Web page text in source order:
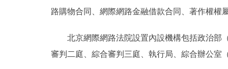
路購物合同、網際網路金融借款合同、著作權權
北京網際網路法院設置內設機構包括政治部
審判二庭、綜合審判三庭、執行局、綜合辦公室